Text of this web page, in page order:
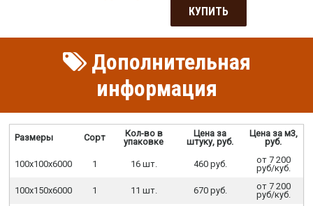
КУПИТЬ
Дополнительная
информация
Размеры Сорт
Кол-во в
упаковке
Цена за
штуку, руб.
Цена за м3,
руб.
100х100х6000 1 16 шт. 460 руб.
от 7 200
руб/куб.
100х150х6000 1 11 шт. 670 руб.
от 7 200
руб/куб.